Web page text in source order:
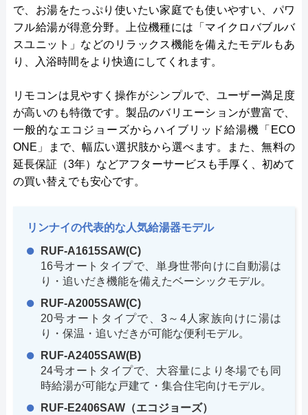
で、お湯をたっぷり使いたい家庭でも使いやすい、パワ
フル給湯が得意分野。上位機種には「マイクロバブルバ
スユニット」などのリラックス機能を備えたモデルもあ
り、入浴時間をより快適にしてくれます。
リモコンは見やすく操作がシンプルで、ユーザー満足度
が高いのも特徴です。製品のバリエーションが豊富で、
一般的なエコジョーズからハイブリッド給湯機「ECO
ONE」まで、幅広い選択肢から選べます。また、無料の
延長保証（3年）などアフターサービスも手厚く、初めて
の買い替えでも安心です。
リンナイの代表的な人気給湯器モデル
RUF-A1615SAW(C)
16号オートタイプで、単身世帯向けに自動湯は
り・追いだき機能を備えたベーシックモデル。
RUF-A2005SAW(C)
20号オートタイプで、3～4人家族向けに湯は
り・保温・追いだきが可能な便利モデル。
RUF-A2405SAW(B)
24号オートタイプで、大容量により冬場でも同
時給湯が可能な戸建て・集合住宅向けモデル。
RUF-E2406SAW（エコジョーズ）